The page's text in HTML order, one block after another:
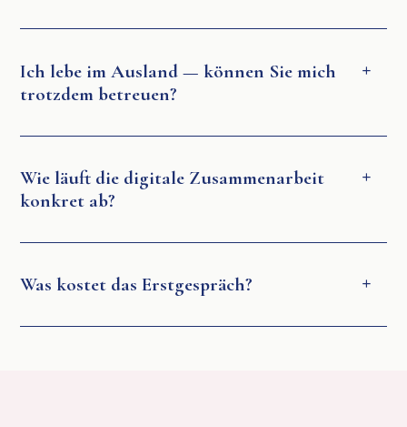
Ich lebe im Ausland — können Sie mich
trotzdem betreuen?
Wie läuft die digitale Zusammenarbeit
konkret ab?
Was kostet das Erstgespräch?